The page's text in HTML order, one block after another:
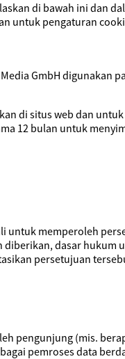
di bawah ini dan
untuk pengaturan
GmbH digunakan
di situs web dan
12 bulan untuk
untuk memperoleh
dasar
persetujuan
pengunjung (mis.
pemroses data